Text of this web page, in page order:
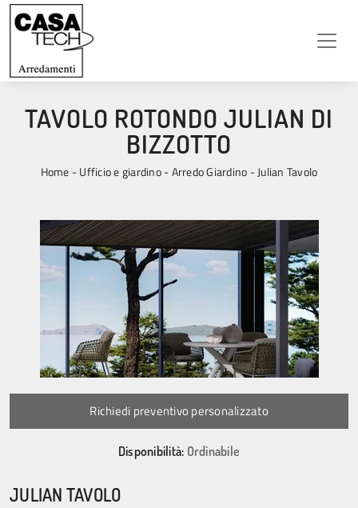
TAVOLO ROTONDO JULIAN DI
BIZZOTTO
Home -Ufficio e giardino-Arredo Giardino -Julian Tavolo
Richiedi preventivo personalizzato
Disponibilità: Ordinabile
JULIAN TAVOLO